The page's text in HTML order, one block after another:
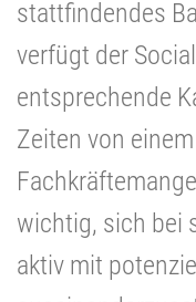
stattfindendes
verfügt der
entsprechende
Zeiten von
wichtig, sich bei
aktiv mit